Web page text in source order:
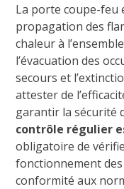
La porte coupe-feu
propagation des
chaleur à
l’évacuation des
secours et
attester de
garantir la sécurité
contrôle régulier
obligatoire de
fonctionnement
conformité aux